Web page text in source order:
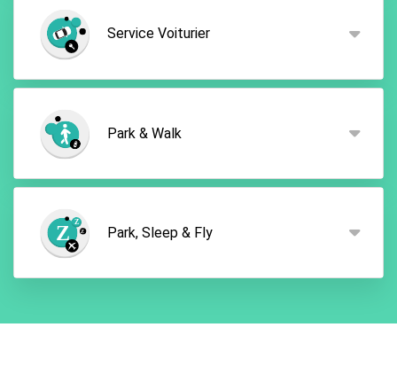
navette tout inclus dans le prix de départ. Il vous
suffit de vous rendre au parking où une navette pour
amènera ensuite à votre terminal de départ. Le
parking est entièrement sécurisé, vous pouvez donc
Service Voiturier
Stationner n'aura jamais été aussi simple qu'avec un
service voiturier. Il vous suffit de vous rendre à
votre terminal de départ où un chauffeur viendra
ensuite récupérer votre voiture et la stationner
dans un parking entièrement sécurisé. La même
Park & Walk
Grâce au service Park & Walk, vous avez la
de marche de l'aéroport pour un prix très abordable.
Votre voiture stationnera en lieu sécurisé pour
toute la durée de votre séjour. Vous pouvez donc
Park, Sleep & Fly